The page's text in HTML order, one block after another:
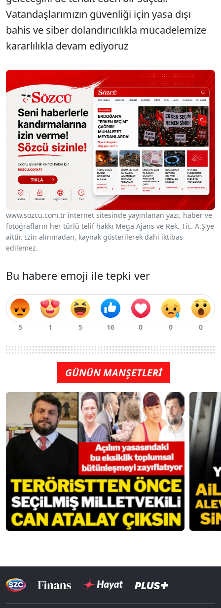
Vatandaşlarımızın güvenliği için yasa dışı
bahis ve siber dolandırıcılıkla mücadelemize
kararlılıkla devam ediyoruz
www.sozcu.com.tr internet sitesinde yayınlanan yazı, haber ve
fotoğrafların her türlü telif hakkı Mega Ajans ve Rek. Tic. A.Ş'ye
aittir. İzin alınmadan, kaynak gösterilerek dahi iktibas
edilemez.
Bu habere emoji ile tepki ver
GÜNÜN MANŞETLERİ